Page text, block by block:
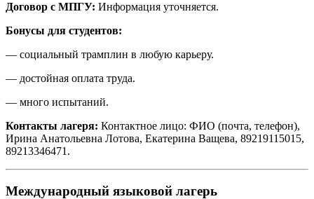
Договор с МПГУ: Информация уточняется.
Бонусы для студентов:
— социальный трамплин в любую карьеру.
— достойная оплата труда.
— много испытаний.
Контакты лагеря: Контактное лицо: ФИО (почта, телефон),
Ирина Анатольевна Лотова, Екатерина Ващева, 89219115015,
89213346471.
Международный языковой лагерь